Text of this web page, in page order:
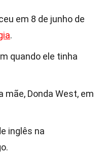
em 8 de junho de
.
quando ele tinha
mãe, Donda West, em
inglês na